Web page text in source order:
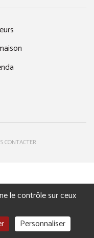
CONTACTER
le contrôle sur ceux
Personnaliser